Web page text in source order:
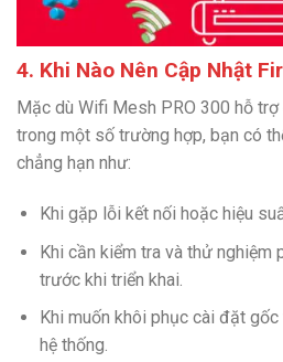
4. Khi Nào Nên Cập Nhật
Mặc dù Wifi Mesh PRO 300 hỗ
trong một số trường hợp, bạn có
chẳng hạn như:
Khi gặp lỗi kết nối hoặc hiệu
Khi cần kiểm tra và thử nghiệm
trước khi triển khai.
Khi muốn khôi phục cài đặt
hệ thống.